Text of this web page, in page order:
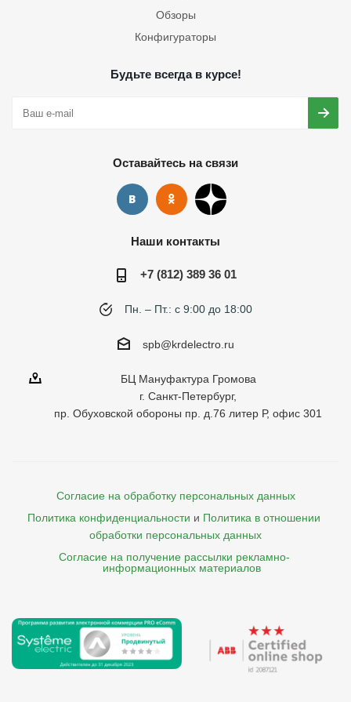
Обзоры
Конфигураторы
Будьте всегда в курсе!
Оставайтесь на связи
Наши контакты
+7 (812) 389 36 01
Пн. – Пт.: с 9:00 до 18:00
spb@krdelectro.ru
БЦ Мануфактура Громова
г. Санкт-Петербург,
пр. Обуховской обороны пр. д.76 литер Р, офис 301
Согласие на обработку персональных данных
Политика конфиденциальности и Политика в отношении
обработки персональных данных
Согласие на получение рассылки рекламно-
    информационных материалов